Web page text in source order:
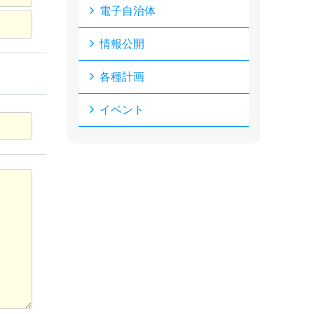
電子自治体
情報公開
各種計画
イベント